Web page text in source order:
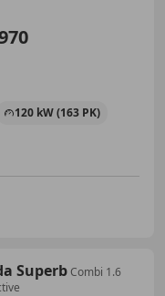
120 kW (163 PK)
SuperbCombi 1.6